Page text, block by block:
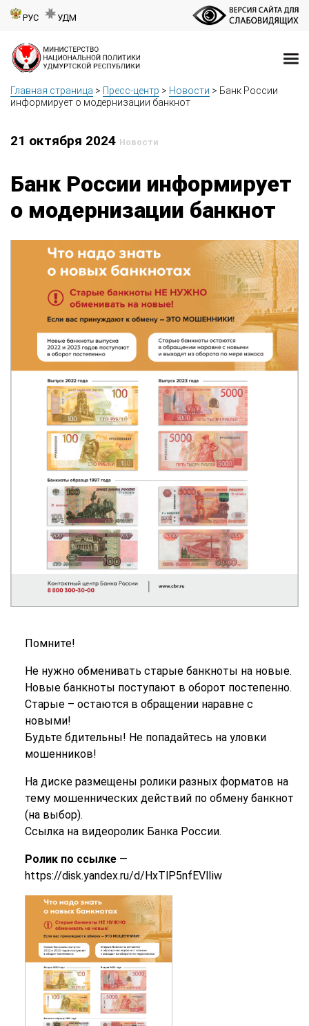
РУС УДМ
Главная страница > Пресс-центр > Новости > Банк России
информирует о модернизации банкнот
21 октября 2024 Новости
Банк России информирует
о модернизации банкнот
Помните!
Не нужно обменивать старые банкноты на новые.
Новые банкноты поступают в оборот постепенно.
Старые – остаются в обращении наравне с
новыми!
Будьте бдительны! Не попадайтесь на уловки
мошенников!
На диске размещены ролики разных форматов на
тему мошеннических действий по обмену банкнот
(на выбор).
Ссылка на видеоролик Банка России.
Ролик по ссылке—
https://disk.yandex.ru/d/HxTlP5nfEVlIiw